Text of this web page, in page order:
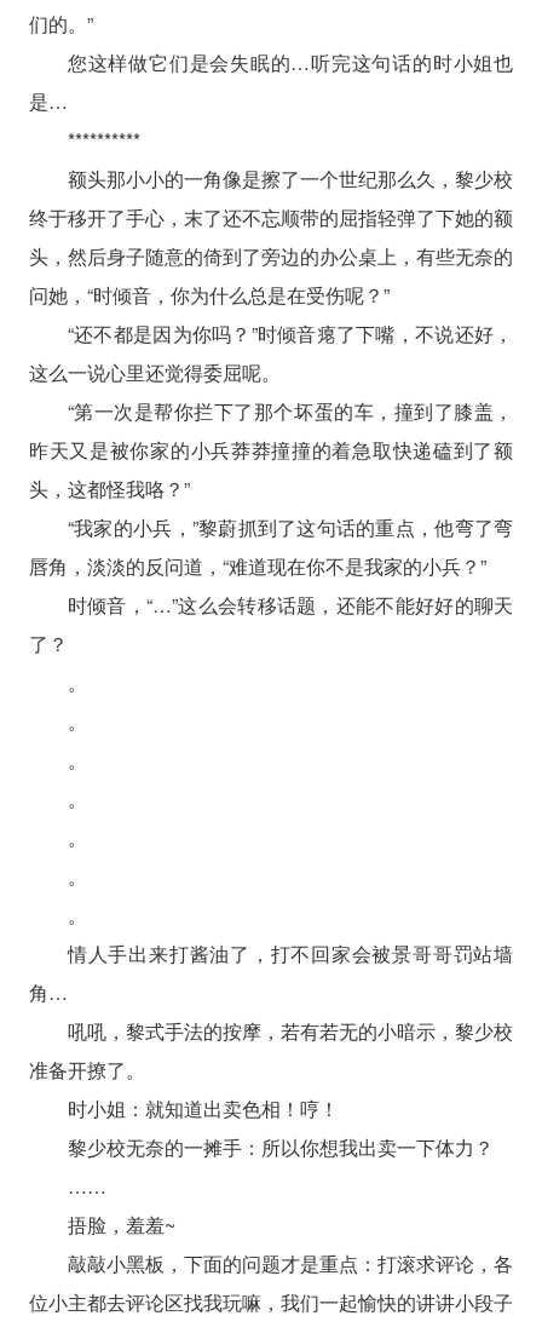
们的。”
您这样做它们是会失眠的…听完这句话的时小姐也
是…
**********
额头那小小的一角像是擦了一个世纪那么久，黎少校
终于移开了手心，末了还不忘顺带的屈指轻弹了下她的额
头，然后身子随意的倚到了旁边的办公桌上，有些无奈的
问她，“时倾音，你为什么总是在受伤呢？”
“还不都是因为你吗？”时倾音瘪了下嘴，不说还好，
这么一说心里还觉得委屈呢。
“第一次是帮你拦下了那个坏蛋的车，撞到了膝盖，
昨天又是被你家的小兵莽莽撞撞的着急取快递磕到了额
头，这都怪我咯？”
“我家的小兵，”黎蔚抓到了这句话的重点，他弯了弯
唇角，淡淡的反问道，“难道现在你不是我家的小兵？”
时倾音，“…”这么会转移话题，还能不能好好的聊天
了？
。
。
。
。
。
。
。
情人手出来打酱油了，打不回家会被景哥哥罚站墙
角…
吼吼，黎式手法的按摩，若有若无的小暗示，黎少校
准备开撩了。
时小姐：就知道出卖色相！哼！
黎少校无奈的一摊手：所以你想我出卖一下体力？
……
捂脸，羞羞~
敲敲小黑板，下面的问题才是重点：打滚求评论，各
位小主都去评论区找我玩嘛，我们一起愉快的讲讲小段子